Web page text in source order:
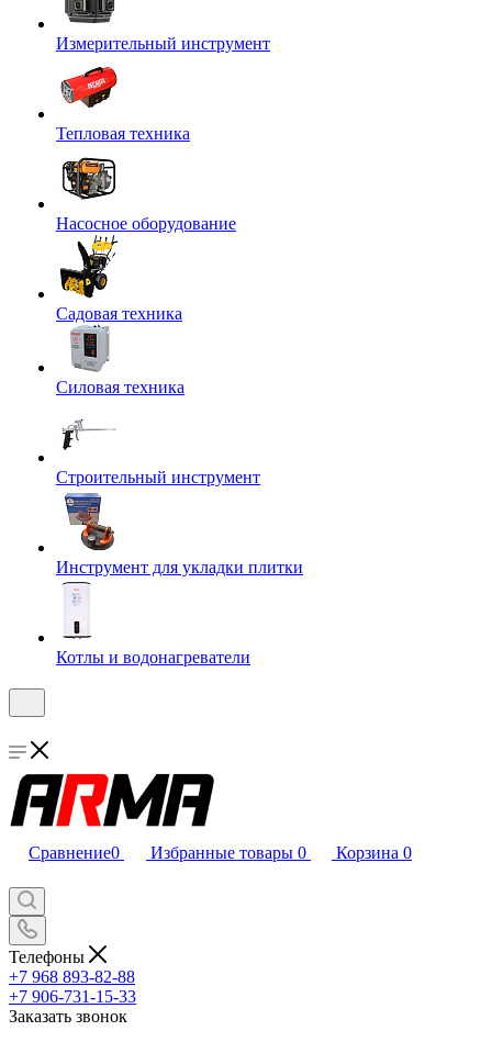
Измерительный инструмент
Тепловая техника
Насосное оборудование
Садовая техника
Силовая техника
Строительный инструмент
Инструмент для укладки плитки
Котлы и водонагреватели
Сравнение0 Избранные товары 0 Корзина 0
Телефоны
+7 968 893-82-88
+7 906-731-15-33
Заказать звонок